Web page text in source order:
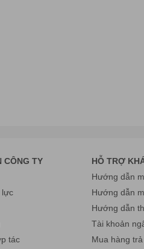
11, ngách 4, ngõ 362 ,Giải Phóng,
số 26 , ngõ 181 Trường Chinh,
- Website:
CÔNG TY
lực
tác
HỖ TRỢ
Hướng dẫn
Hướng dẫn
Hướng dẫn
Tài khoản
Mua hàng